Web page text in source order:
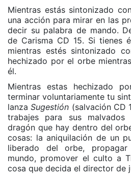
Mientras estás sintonizado
una acción para mirar en las
decir su palabra de mando.
de Carisma CD 15. Si tienes
mientras estés sintonizado
hechizado por el orbe
él.
Mientras estas hechizado
terminar voluntariamente tu
lanzaSugestión (salvación CD
trabajes para sus
dragón que hay dentro del
cosas: la aniquilación de un
liberado del orbe,
mundo, promover el culto a
cosa que decida el director de